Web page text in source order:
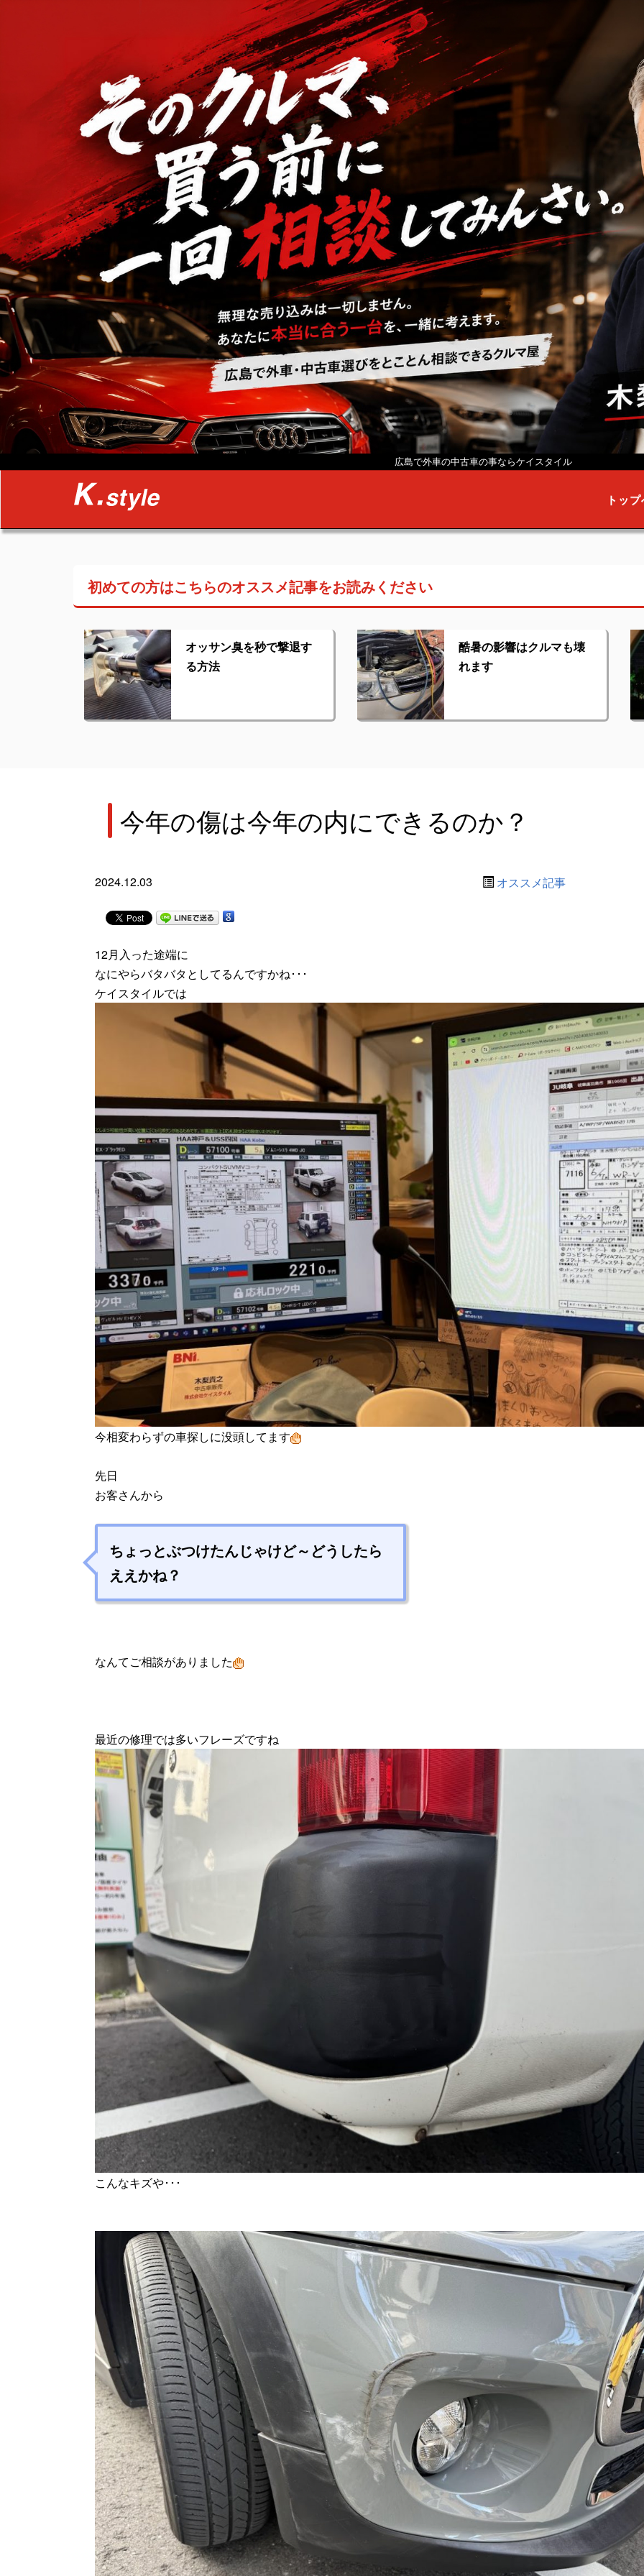
広島で外車の中古車の事ならケイスタイル
トッ
初めての方はこちらのオススメ記事をお読みください
オッサン臭を秒で撃退す
る方法
酷暑の影響はクルマも壊
れます
今年の傷は今年の内にできるのか？
2024.12.03 オススメ記事
12月入った途端に
なにやらバタバタとしてるんですかね･･･
ケイスタイルでは
今相変わらずの車探しに没頭してます
先日
お客さんから
ちょっとぶつけたんじゃけど～ どうしたら
ええかね？
なんてご相談がありました
最近の修理では多いフレーズですね
こんなキズや･･･